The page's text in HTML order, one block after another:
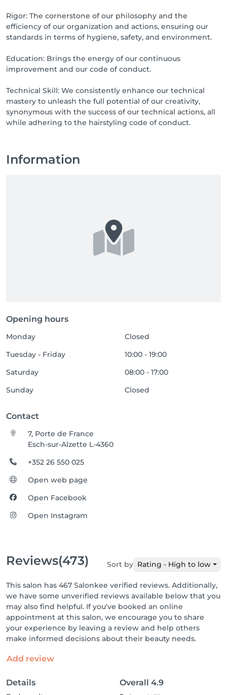
Rigor: The cornerstone of our philosophy and the
efficiency of our organization and actions, ensuring our
standards in terms of hygiene, safety, and environment.
Education: Brings the energy of our continuous
improvement and our code of conduct.
Technical Skill: We consistently enhance our technical
mastery to unleash the full potential of our creativity,
synonymous with the success of our technical actions, all
while adhering to the hairstyling code of conduct.
Information
Opening hours
Monday
Closed
Tuesday - Friday
10:00 - 19:00
Saturday
08:00 - 17:00
Sunday
Closed
Contact
7, Porte de France
Esch-sur-Alzette L-4360
+352 26 550 025
Open web page
Open Facebook
Open Instagram
Reviews(473) Sort by Rating - High to low
This salon has 467 Salonkee verified reviews. Additionally,
we have some unverified reviews available below that you
may also find helpful. If you've booked an online
appointment at this salon, we encourage you to share
your experience by leaving a review and help others
make informed decisions about their beauty needs.
Add review
Details Overall 4.9